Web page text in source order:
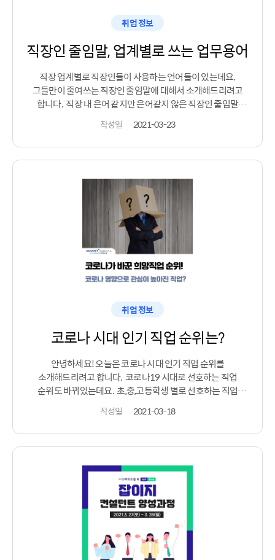
자기소개서 쓰는 법에 대해서 알아보았는데 좀 도움이
되셨나요? 하지만 이러한 정보를 봐도 늘 어려운것이
자기소개서 작성ㅠ 혹시 나는 아직도 자기소개서 작성이 어렵고
감이 안온다 하시는 분들은 잡이지를 통해서 전문가의
자기소개서 첨삭 및 작성 컨설팅을 지원받아보는 건 어떨까요?
비대면으로 진행할 수 있어서 부담도 없고 언제 어디든지 내가
이용해보세요 :)
취업 정보
직장인 줄임말, 업계별로 쓰는 업무용어
직장 업계별로 직장인들이 사용하는 언어들이 있는데요.
그들만이 줄여쓰는 직장인 줄임말에 대해서 소개해드리려고
합니다. ​ 직장 내 은어 같지만 은어같지 않은 직장인 줄임말
지금부터 알려드릴게요! 직장인 줄임말은 왜 사용하는걸까요?
구성원간의 친밀감,공감대 형성 뿐만아니라, 자주 쓰는 말을
간단한 단어로 바꾸는 효율성도 있다고 합니다. ​ 또한 지친 일상
속 소소한 재미도 줄 수 있는 직장내 줄임말의 긍정적인 효과도
있어빌리하다 와 같은 단어를 사용한다고 하는데 아이디어를
많이 내는 광고 업계라서 그런가 줄임말 역시 독특하고
줄임말이 있으며 없그레이드 라는 단어도 있다고 합니다.
업그레이드 안하는게 나았다 라는 뜻이라네요 ㅎㅎㅎ 외에도
철강,반도체 회사에서는 자주 사용하는 단어를 넣은 줄임말을
많이 사용한다고 해요. ​ 이렇게 업계별로 직장인들이 자주
사용하는 단어나 말을 줄여쓰기도 하는데 재미있는 말도 많은 것
작성일 2021-03-23
취업 정보
코로나 시대 인기 직업 순위는?
안녕하세요! 오늘은 코로나 시대 인기 직업 순위를
소개해드리려고 합니다. ​ 코로나19 시대로 선호하는 직업
순위도 바뀌었는데요. ​ 초,중,고등학생 별로 선호하는 직업
순위를 알아보도록 하겠습니다. 코로나 시대 인기 직업 순위
생명자연과학자,연구원의 선호도가 높았다고 합니다. ​ 아무래도
코로나19 시대 의료나 의약품,연구와 같은 일이 중요해지면서
코로나시대 인기 직업 순위 초등학생 결과에서는 운동선수가
1위 , 의사가 2위로 나왔습니다. 작년에 1위였던 크리에이터는
4위로 떨어졌네요. 중학생의 경우 교사가 1위, 의사가 2위를
차지했습니다. 공무원이라는 안정적인 직업에 대한 선호도가
2,3위를 차지했습니다. ​ 코로나 19로 인해 의료,생명,연구원에
작성일 2021-03-18